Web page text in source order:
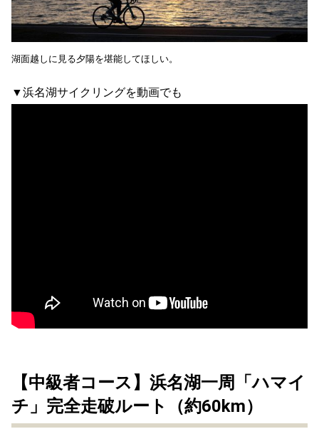
湖面越しに見る夕陽を堪能してほしい。
▼浜名湖サイクリングを動画でも
【中級者コース】浜名湖一周「ハマイ
チ」完全走破ルート（約60km）